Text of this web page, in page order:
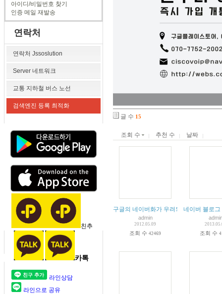
아이디/비밀번호 찾기
인증 메일 재발송
연락처
연락처 Jssoslution
Server 네트워크
교통 지하철 버스 노선
검색엔진 등록 최적화
친추
카톡
라인상담
라인으로 공유
글 수 15
조회 수 추천 수 날짜
구글의 네이버화가 우려되는 이유
admin
2012.05.09
조회 수 42469
네이버 블로
조회 수